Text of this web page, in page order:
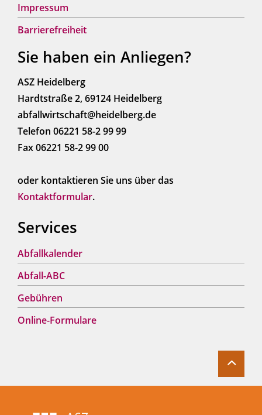
Impressum
Barrierefreiheit
Sie haben ein Anliegen?
ASZ Heidelberg
Hardtstraße 2, 69124 Heidelberg
abfallwirtschaft@heidelberg.de
Telefon 06221 58-2 99 99
Fax 06221 58-2 99 00
oder kontaktieren Sie uns über das
Kontaktformular.
Services
Abfallkalender
Abfall-ABC
Gebühren
Online-Formulare